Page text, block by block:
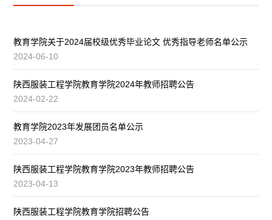
教育学院关于2024届校级优秀毕业论文 优秀指导老师名单公示
2024-06-10
陕西服装工程学院教育学院2024年教师招聘公告
2024-02-22
教育学院2023年发展团员名单公示
2023-04-27
陕西服装工程学院教育学院2023年教师招聘公告
2023-04-13
陕西服装工程学院教育学院招聘公告